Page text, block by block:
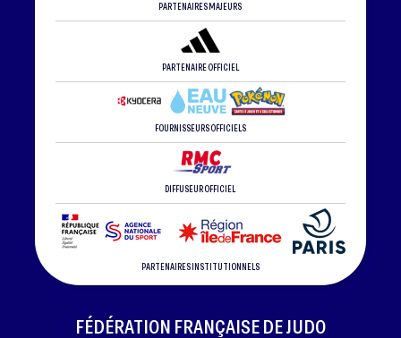
PARTENAIRES MAJEURS
PARTENAIRE OFFICIEL
FOURNISSEURS OFFICIELS
DIFFUSEUR OFFICIEL
PARTENAIRES INSTITUTIONNELS
FÉDÉRATION FRANÇAISE DE JUDO